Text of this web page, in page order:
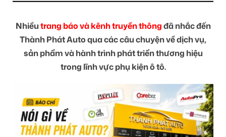
Nhiềutrang báo và kênh truyền thôngđã nhắc đến
Thành Phát Auto qua các câu chuyện về dịch vụ,
sản phẩm và hành trình phát triển thương hiệu
trong lĩnh vực phụ kiện ô tô.